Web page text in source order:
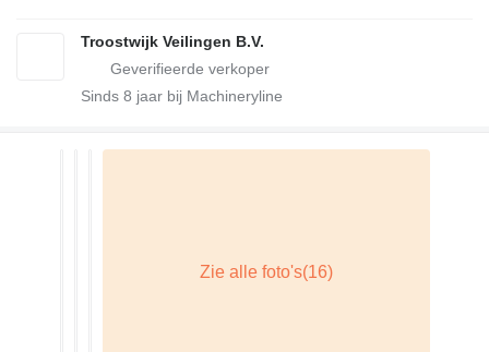
Troostwijk Veilingen B.V.
Sinds 8 jaar bij Machineryline